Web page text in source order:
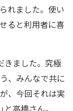
れました。使い
ると利用者に喜
きました。究極
、みんなで共に
、今回それは実
高橋さん。